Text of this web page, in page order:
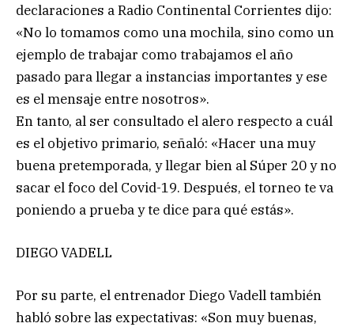
declaraciones a Radio Continental Corrientes dijo:
«No lo tomamos como una mochila, sino como un
ejemplo de trabajar como trabajamos el año
pasado para llegar a instancias importantes y ese
es el mensaje entre nosotros».
En tanto, al ser consultado el alero respecto a cuál
es el objetivo primario, señaló: «Hacer una muy
buena pretemporada, y llegar bien al Súper 20 y no
sacar el foco del Covid-19. Después, el torneo te va
poniendo a prueba y te dice para qué estás».
DIEGO VADELL
Por su parte, el entrenador Diego Vadell también
habló sobre las expectativas: «Son muy buenas,